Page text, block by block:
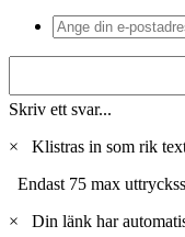
Skriv ett svar...
×
Klistras in som rik
Endast 75 max
×
Din länk har